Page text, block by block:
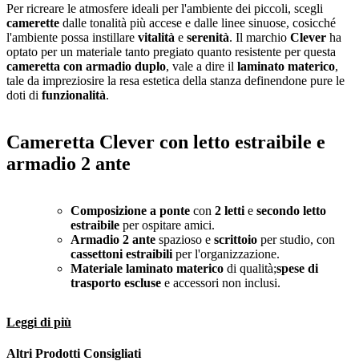
Per ricreare le atmosfere ideali per l'ambiente dei piccoli, scegli
camerette dalle tonalità più accese e dalle linee sinuose, cosicché
l'ambiente possa instillare vitalità e serenità. Il marchio Clever ha
optato per un materiale tanto pregiato quanto resistente per questa
cameretta con armadio duplo, vale a dire il laminato materico,
tale da impreziosire la resa estetica della stanza definendone pure le
doti di funzionalità.
Cameretta Clever con letto estraibile e
armadio 2 ante
Composizione a ponte con 2 letti e secondo letto
estraibile per ospitare amici.
Armadio 2 ante spazioso e scrittoio per studio, con
cassettoni estraibili per l'organizzazione.
Materiale laminato materico di qualità;spese di
trasporto escluse e accessori non inclusi.
Leggi di più
Altri Prodotti Consigliati